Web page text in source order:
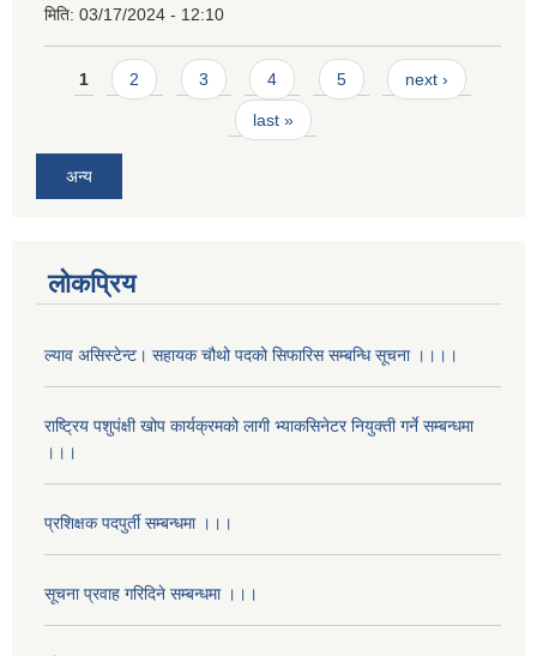
मिति: 03/17/2024 - 12:10
Pages
1 2 3 4 5 next ›
last »
अन्य
लोकप्रिय
ल्याव असिस्टेन्ट। सहायक चौथो पदको सिफारिस सम्बन्धि सूचना ।।।।
राष्ट्रिय पशुपंक्षी खोप कार्यक्रमको लागी भ्याकसिनेटर नियुक्ती गर्ने सम्बन्धमा
।।।
प्रशिक्षक पदपुर्ती सम्बन्धमा ।।।
सूचना प्रवाह गरिदिने सम्बन्धमा ।।।